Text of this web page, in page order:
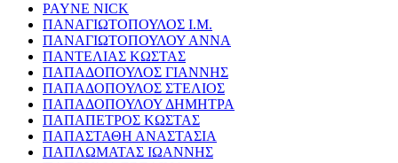
PAYNE NICK
ΠΑΝΑΓΙΩΤΟΠΟΥΛΟΣ Ι.Μ.
ΠΑΝΑΓΙΩΤΟΠΟΥΛΟΥ ΑΝΝΑ
ΠΑΝΤΕΛΙΑΣ ΚΩΣΤΑΣ
ΠΑΠΑΔΟΠΟΥΛΟΣ ΓΙΑΝΝΗΣ
ΠΑΠΑΔΟΠΟΥΛΟΣ ΣΤΕΛΙΟΣ
ΠΑΠΑΔΟΠΟΥΛΟΥ ΔΗΜΗΤΡΑ
ΠΑΠΑΠΕΤΡΟΣ ΚΩΣΤΑΣ
ΠΑΠΑΣΤΑΘΗ ΑΝΑΣΤΑΣΙΑ
ΠΑΠΛΩΜΑΤΑΣ ΙΩΑΝΝΗΣ